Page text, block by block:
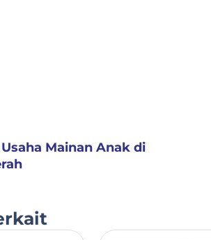
Mainan Anak di